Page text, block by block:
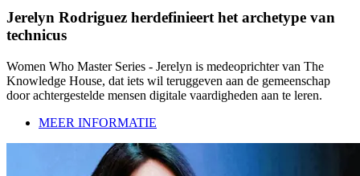
Jerelyn Rodriguez herdefinieert het archetype van
technicus
Women Who Master Series - Jerelyn is medeoprichter van The
Knowledge House, dat iets wil teruggeven aan de gemeenschap
door achtergestelde mensen digitale vaardigheden aan te leren.
MEER INFORMATIE